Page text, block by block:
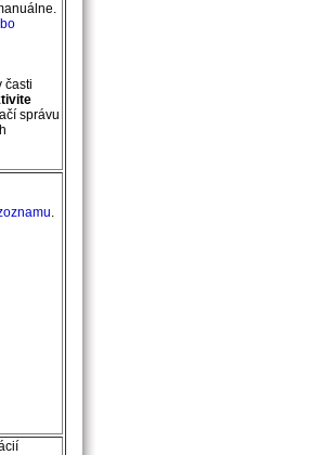
časti
správu
.